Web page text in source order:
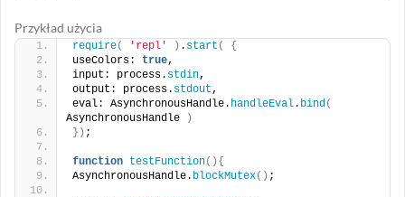
Przykład użycia
require( 'repl' ) . start (
{
useColors: true,
input: process. stdin,
output: process. stdout,
eval: AsynchronousHandle. handleEval. bind(
AsynchronousHandle
)
}) ;
function testFunction(){
AsynchronousHandle. blockMutex() ;